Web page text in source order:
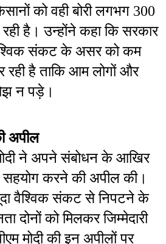
को वही बोरी लगभग 300
है। उन्होंने कहा कि सरकार
संकट के असर को कम
है ताकि आम लोगों और
न पड़े।
अपील
ने अपने संबोधन के आखिर
सहयोग करने की अपील की।
वैश्विक संकट से निपटने के
दोनों को मिलकर जिम्मेदारी
मोदी की इन अपीलों पर